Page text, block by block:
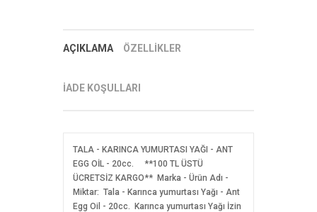
AÇIKLAMA ÖZELLİKLER
İADE KOŞULLARI
TALA - KARINCA YUMURTASI YAĞI - ANT
EGG OİL - 20cc. **100 TL ÜSTÜ
ÜCRETSİZ KARGO** Marka - Ürün Adı -
Miktar: Tala - Karınca yumurtası Yağı - Ant
Egg Oil - 20cc. Karınca yumurtası Yağı İzin